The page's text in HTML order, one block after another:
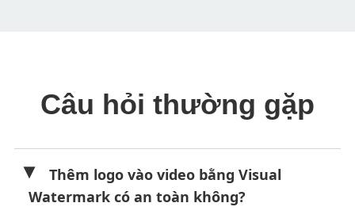
Câu hỏi thường gặp
Thêm logo vào video bằng Visual
Watermark có an toàn không?